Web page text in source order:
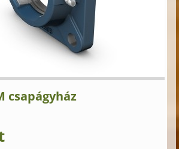
csapágyház